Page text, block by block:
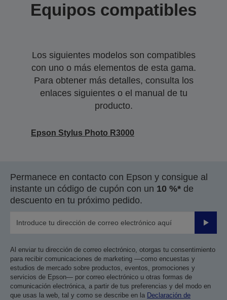
Equipos compatibles
Los siguientes modelos son compatibles
con uno o más elementos de esta gama.
Para obtener más detalles, consulta los
enlaces siguientes o el manual de tu
producto.
Epson Stylus Photo R3000
Permanece en contacto con Epson y consigue al
instante un código de cupón con un 10 %* de
descuento en tu próximo pedido.
Enviar
Al enviar tu dirección de correo electrónico, otorgas tu consentimiento
para recibir comunicaciones de marketing —como encuestas y
estudios de mercado sobre productos, eventos, promociones y
servicios de Epson— por correo electrónico u otras formas de
comunicación electrónica, a partir de tus preferencias y del modo en
que usas la web, tal y como se describe en la Declaración de